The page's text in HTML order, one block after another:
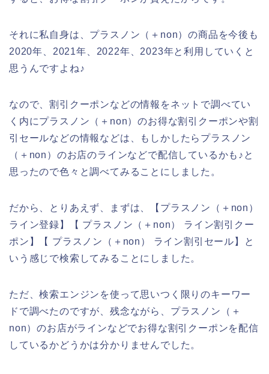
それに私自身は、プラスノン（＋non）の商品を今後も
2020年、2021年、2022年、2023年と利用していくと
思うんですよね♪
なので、割引クーポンなどの情報をネットで調べてい
く内にプラスノン（＋non）のお得な割引クーポンや割
引セールなどの情報などは、もしかしたらプラスノン
（＋non）のお店のラインなどで配信しているかも♪と
思ったので色々と調べてみることにしました。
だから、とりあえず、まずは、【プラスノン（＋non）
ライン登録】【 プラスノン（＋non） ライン割引クー
ポン】【 プラスノン（＋non） ライン割引セール】と
いう感じで検索してみることにしました。
ただ、検索エンジンを使って思いつく限りのキーワー
ドで調べたのですが、残念ながら、プラスノン（＋
non）のお店がラインなどでお得な割引クーポンを配信
しているかどうかは分かりませんでした。